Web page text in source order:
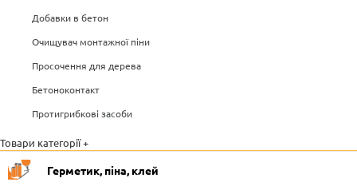
Добавки в бетон
Очищувач монтажної піни
Просочення для дерева
Бетоноконтакт
Протигрибкові засоби
Товари категорії +
Герметик, піна, клей